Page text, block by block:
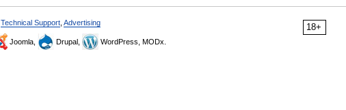
18+
Technical Support Advertising
Joomla, Drupal, WordPress, MODx.